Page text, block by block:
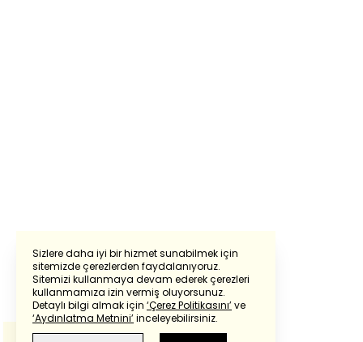
Sizlere daha iyi bir hizmet sunabilmek için
sitemizde çerezlerden faydalanıyoruz.
Sitemizi kullanmaya devam ederek çerezleri
kullanmamıza izin vermiş oluyorsunuz.
Detaylı bilgi almak için ‘Çerez Politikasını’ve
‘Aydınlatma Metnini’inceleyebilirsiniz.
Powered by Translate
Bu çevirideGoogle Transletekullanılmıştır.